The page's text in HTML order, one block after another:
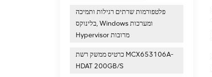
פלטפורמות שרתים רגילות ותמיכה
בלינוקס, Windows ומערכות
Hypervisor מרובות
כרטיס ממשק רשת MCX653106A-
HDAT 200GB/S